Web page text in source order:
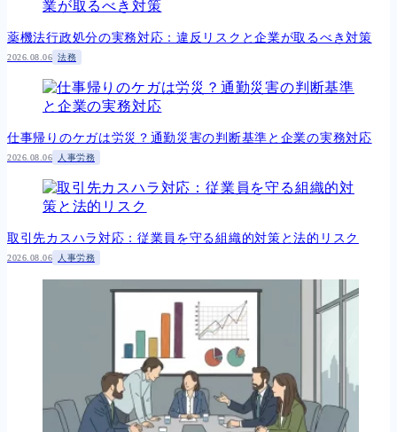
薬機法行政処分の実務対応：違反リスクと企業が取るべき対策
2026.08.06 法務
仕事帰りのケガは労災？通勤災害の判断基準と企業の実務対応
2026.08.06 人事労務
取引先カスハラ対応：従業員を守る組織的対策と法的リスク
2026.08.06 人事労務